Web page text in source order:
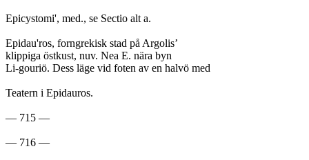
Epicystomi', med., se Sectio alt a.
Epidau'ros, forngrekisk stad på Argolis’
klippiga östkust, nuv. Nea E. nära byn
Li-gouriö. Dess läge vid foten av en halvö med
Teatern i Epidauros.
— 715 —